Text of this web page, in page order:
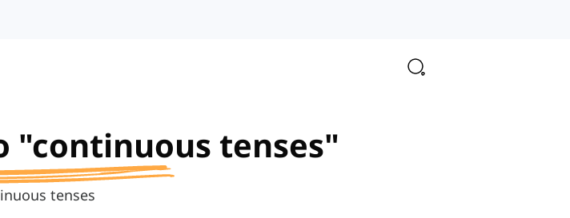
"continuous tenses"
tenses